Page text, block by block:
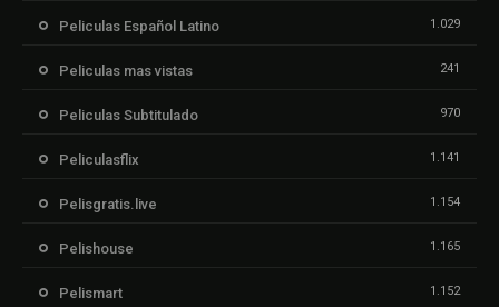
Peliculas Español Latino 1.029
Peliculas mas vistas 241
Peliculas Subtitulado 970
Peliculasflix 1.141
Pelisgratis.live 1.154
Pelishouse 1.165
Pelismart 1.152